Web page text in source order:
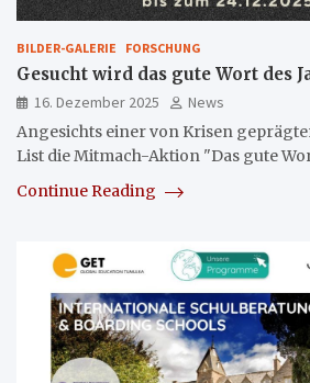
BILDER-GALERIE FORSCHUNG
Gesucht wird das gute Wort des
16. Dezember 2025
News
Angesichts einer von Krisen
List die Mitmach-Aktion "Das gute
Continue Reading